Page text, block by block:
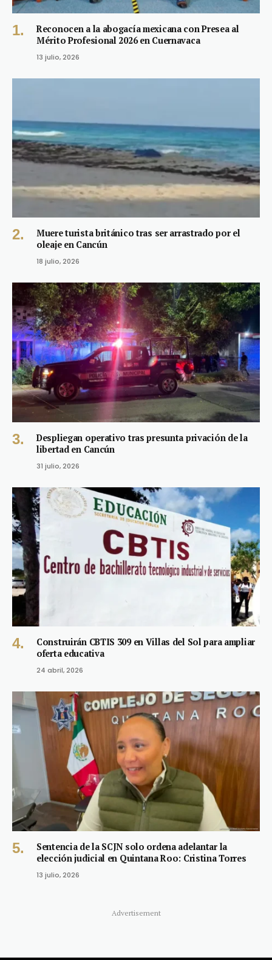
Reconocen a la abogacía mexicana con Presea al
Mérito Profesional 2026 en Cuernavaca
13 julio, 2026
Muere turista británico tras ser arrastrado por el
oleaje en Cancún
18 julio, 2026
Despliegan operativo tras presunta privación de la
libertad en Cancún
31 julio, 2026
Construirán CBTIS 309 en Villas del Sol para ampliar
oferta educativa
24 abril, 2026
Sentencia de la SCJN solo ordena adelantar la
elección judicial en Quintana Roo: Cristina Torres
13 julio, 2026
Advertisement